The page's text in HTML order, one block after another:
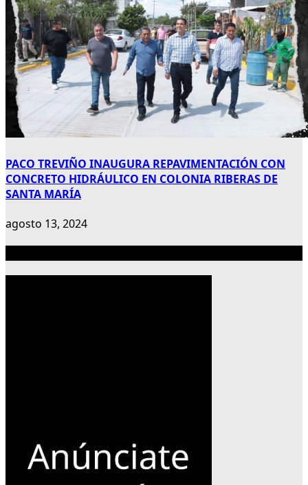
PACO TREVIÑO INAUGURA REPAVIMENTACIÓN CON
CONCRETO HIDRÁULICO EN COLONIA RIBERAS DE
SANTA MARÍA
agosto 13, 2024